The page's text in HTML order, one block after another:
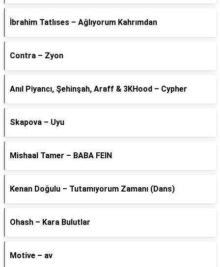
İbrahim Tatlıses – Ağlıyorum Kahrımdan
Contra – Zyon
Anıl Piyancı, Şehinşah, Araff & 3KHood – Cypher
Skapova – Uyu
Mishaal Tamer – BABA FEIN
Kenan Doğulu – Tutamıyorum Zamanı (Dans)
Ohash – Kara Bulutlar
Motive – av